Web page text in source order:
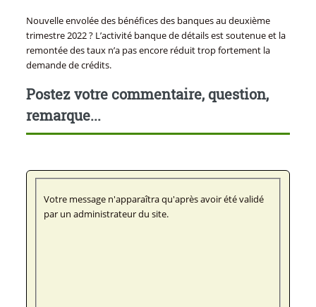
Nouvelle envolée des bénéfices des banques au deuxième
trimestre 2022 ? L’activité banque de détails est soutenue et la
remontée des taux n’a pas encore réduit trop fortement la
demande de crédits.
Postez votre commentaire, question,
remarque...
Votre message n'apparaîtra qu'après avoir été validé
par un administrateur du site.